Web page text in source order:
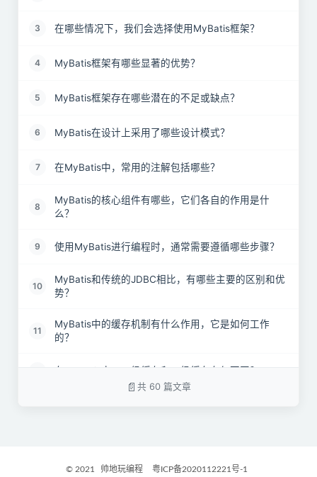
3 在哪些情况下，我们会选择使用MyBatis框架？
4 MyBatis框架有哪些显著的优势？
5 MyBatis框架存在哪些潜在的不足或缺点？
6 MyBatis在设计上采用了哪些设计模式？
7 在MyBatis中，常用的注解包括哪些？
8
MyBatis的核心组件有哪些，它们各自的作用是什
么？
9 使用MyBatis进行编程时，通常需要遵循哪些步骤？
10
MyBatis和传统的JDBC相比，有哪些主要的区别和优
势？
11
MyBatis中的缓存机制有什么作用，它是如何工作
的？
在MyBatis中，一级缓存和二级缓存有何不同？
共 60 篇文章
© 2021 帅地玩编程 粤ICP备2020112221号-1